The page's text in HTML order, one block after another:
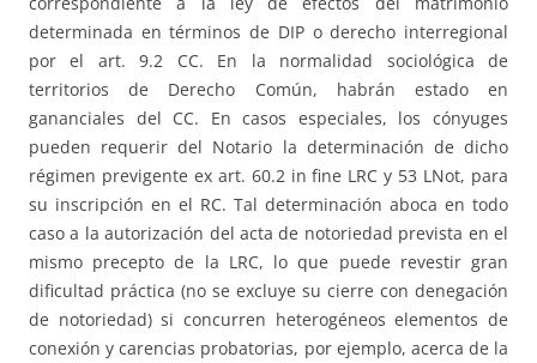
determinada en términos de DIP o derecho interregional
por el art. 9.2 CC. En la normalidad sociológica de
territorios de Derecho Común, habrán estado en
gananciales del CC. En casos especiales, los cónyuges
pueden requerir del Notario la determinación de dicho
régimen previgente ex art. 60.2 in fine LRC y 53 LNot, para
su inscripción en el RC. Tal determinación aboca en todo
caso a la autorización del acta de notoriedad prevista en el
mismo precepto de la LRC, lo que puede revestir gran
dificultad práctica (no se excluye su cierre con denegación
de notoriedad) si concurren heterogéneos elementos de
conexión y carencias probatorias, por ejemplo, acerca de la